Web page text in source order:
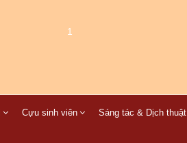
1
Cựu sinh viên Sáng tác & Dịch thuật